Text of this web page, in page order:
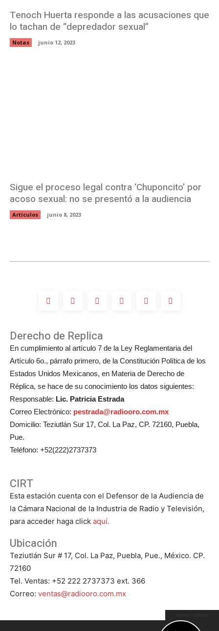
Tenoch Huerta responde a las acusaciones que
lo tachan de “depredador sexual”
Notas junio 12, 2023
Sigue el proceso legal contra ‘Chuponcito’ por
acoso sexual: no se presentó a la audiencia
Artículos junio 8, 2023
Derecho de Replica
En cumplimiento al artículo 7 de la Ley Reglamentaria del
Artículo 6o., párrafo primero, de la Constitución Política de los
Estados Unidos Mexicanos, en Materia de Derecho de
Réplica, se hace de su conocimiento los datos siguientes:
Responsable: Lic. Patricia Estrada
Correo Electrónico: pestrada@radiooro.com.mx
Domicilio: Teziutlán Sur 17, Col. La Paz, CP. 72160, Puebla,
Pue.
Teléfono: +52(222)2737373
CIRT
Esta estación cuenta con el Defensor de la Audiencia de
la Cámara Nacional de la Industria de Radio y Televisión,
para acceder haga click aquí.
Ubicación
Teziutlán Sur # 17, Col. La Paz, Puebla, Pue., México. CP.
72160
Tel. Ventas: +52 222 2737373 ext. 366
Correo: ventas@radiooro.com.mx